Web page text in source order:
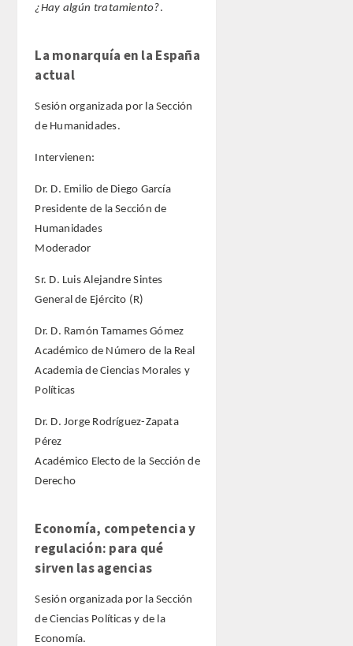
¿Hay algún tratamiento?.
La monarquía en la España
actual
Sesión organizada por la Sección
de Humanidades.
Intervienen:
Dr. D. Emilio de Diego García
Presidente de la Sección de
Humanidades
Moderador
Sr. D. Luis Alejandre Sintes
General de Ejército (R)
Dr. D. Ramón Tamames Gómez
Académico de Número de la Real
Academia de Ciencias Morales y
Políticas
Dr. D. Jorge Rodríguez-Zapata
Pérez
Académico Electo de la Sección de
Derecho
Economía, competencia y
regulación: para qué
sirven las agencias
Sesión organizada por la Sección
de Ciencias Políticas y de la
Economía.